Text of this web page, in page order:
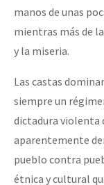
manos de unas
mientras más de
y la miseria.
Las castas
siempre un
dictadura violenta
aparentemente
pueblo contra
étnica y cultural